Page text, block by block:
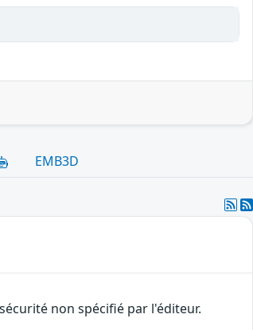
EMB3D
non spécifié par l'éditeur.